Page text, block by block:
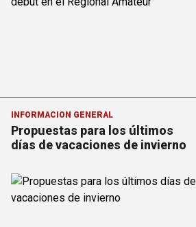
INFORMACION GENERAL
Propuestas para los últimos
días de vacaciones de invierno